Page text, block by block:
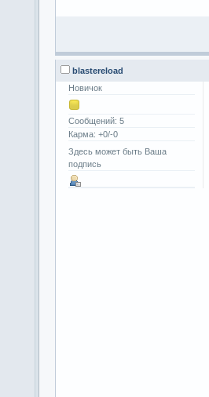
blastereload
Новичок
Сообщений: 5
Карма: +0/-0
Здесь может быть Ваша
подпись